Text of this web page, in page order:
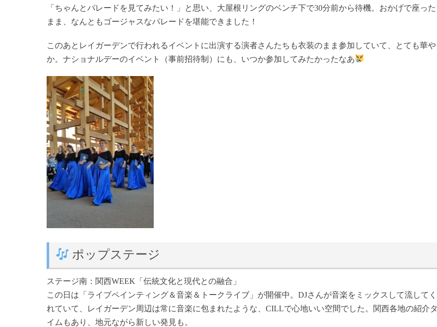
「ちゃんとパレードを見てみたい！」と思い、大屋根リングのベンチ下で30分前から待機。おかげで座った
まま、なんともゴージャスなパレードを堪能できました！
このあとレイガーデンで行われるイベントに出演する演者さんたちも衣装のまま参加していて、とても華や
か。ナショナルデーのイベント（事前招待制）にも、いつか参加してみたかったなあ
ポップステージ
ステージ南：関西WEEK「伝統文化と現代との融合」
この日は「ライブペインティング＆音楽＆トークライブ」が開催中。DJさんが音楽をミックスして流してく
れていて、レイガーデン周辺は常に音楽に包まれたような、CILLで心地いい空間でした。関西各地の紹介タ
イムもあり、地元ながら新しい発見も。